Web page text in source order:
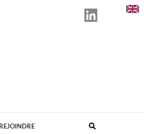
FRANCE DE SALONS
AU BIO, À LA SANTÉ